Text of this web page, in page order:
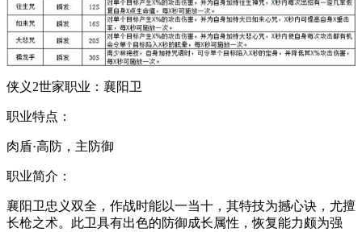
侠义2世家职业：襄阳卫
职业特点：
肉盾·高防，主防御
职业简介：
襄阳卫忠义双全，作战时能以一当十，其特技为撼心诀，尤擅
长枪之术。此卫具有出色的防御成长属性，恢复能力颇为强